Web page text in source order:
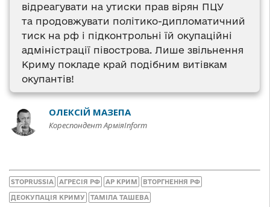
відреагувати на утиски прав вірян ПЦУ
та продовжувати політико-дипломатичний
тиск на рф і підконтрольні їй окупаційні
адміністрації півострова. Лише звільнення
Криму покладе край подібним витівкам
окупантів!
ОЛЕКСІЙ МАЗЕПА
Кореспондент АрміяInform
STOPRUSSIA АГРЕСІЯ РФ АР КРИМ ВТОРГНЕННЯ РФ
ДЕОКУПАЦІЯ КРИМУ ТАМІЛА ТАШЕВА